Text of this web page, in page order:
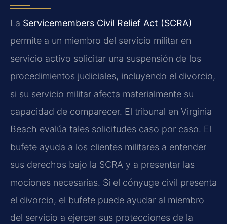
La Servicemembers Civil Relief Act (SCRA)
permite a un miembro del servicio militar en
servicio activo solicitar una suspensión de los
procedimientos judiciales, incluyendo el divorcio,
si su servicio militar afecta materialmente su
capacidad de comparecer. El tribunal en Virginia
Beach evalúa tales solicitudes caso por caso. El
bufete ayuda a los clientes militares a entender
sus derechos bajo la SCRA y a presentar las
mociones necesarias. Si el cónyuge civil presenta
el divorcio, el bufete puede ayudar al miembro
del servicio a ejercer sus protecciones de la